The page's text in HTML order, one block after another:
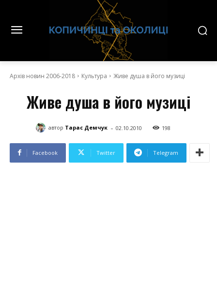
Архів новин 2006-2018 Культура Живе душа в його музиці
Живе душа в його музиці
автор Тарас Демчук - 02.10.2010 198
Facebook Twitter Telegram